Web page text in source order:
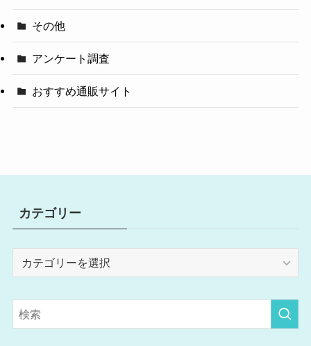
その他
アンケート調査
おすすめ通販サイト
カテゴリー
リ
ー